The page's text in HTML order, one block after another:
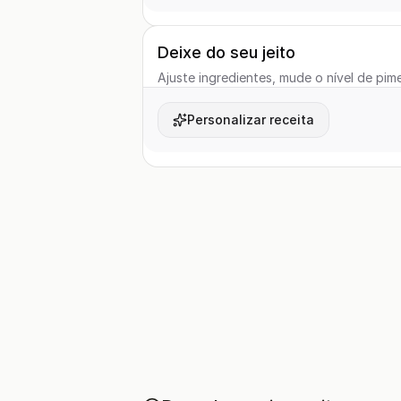
Deixe do seu jeito
Ajuste ingredientes, mude o nível de
Personalizar receita